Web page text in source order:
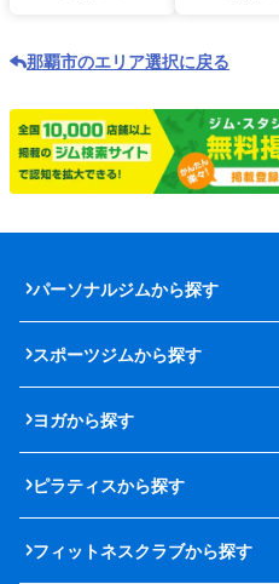
那覇市のエリア選択に戻る
パーソナルジムから探す
スポーツジムから探す
ヨガから探す
ピラティスから探す
フィットネスクラブから探す